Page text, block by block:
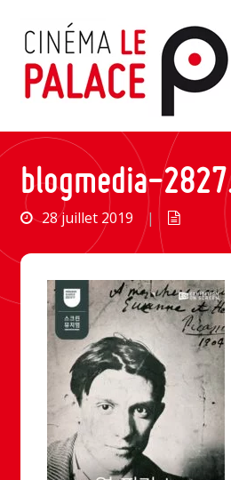
contenu
blogmedia-
28 juillet 2019 |